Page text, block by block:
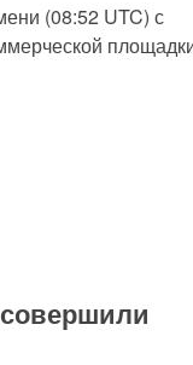
(08:52 UTC) с